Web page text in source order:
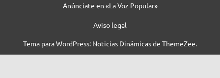
Anúnciate en «La Voz Popular»
Aviso legal
Tema para WordPress: Noticias Dinámicas de ThemeZee.